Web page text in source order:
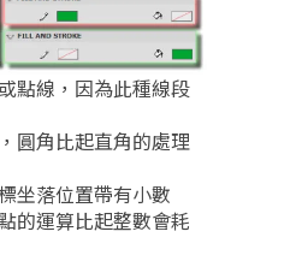
點線，因為此種線段
圓角比起直角的處理
坐落位置帶有小數
的運算比起整數會耗